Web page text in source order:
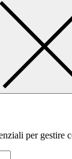
per